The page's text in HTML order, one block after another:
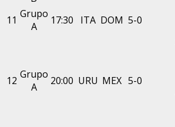
11 Grupo
A
17:30 ITA DOM 5-0
12 Grupo
A
20:00 URU MEX 5-0